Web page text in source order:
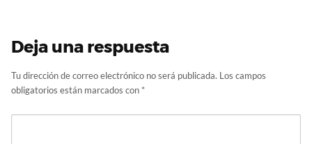
Deja una respuesta
Tu dirección de correo electrónico no será publicada. Los campos
obligatorios están marcados con *